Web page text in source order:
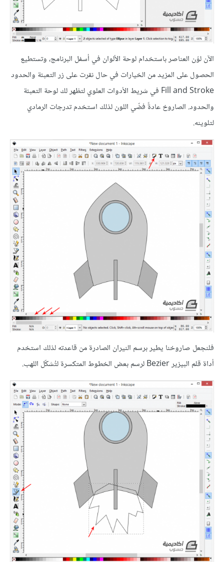
الآن لوّن العناصر باستخدام لوحة الألوان في أسفل البرنامج، وتستطيع
الحصول على المزيد من الخيارات في حال نقرت على زر التعبئة والحدود
Fill and Stroke في شريط الأدوات العلوي لتظهر لك لوحة التعبئة
والحدود. الصاروخ عادةً فضّي اللون لذلك استخدم تدرجات الرمادي
لتلوينه.
فلنجعل صاروخنا يطير برسم النيران الصادرة من قاعدته لذلك استخدم
أداة قلم البيزير Bezier لرسم بعض الخطوط المتكسرة لتُشكّل اللهب.